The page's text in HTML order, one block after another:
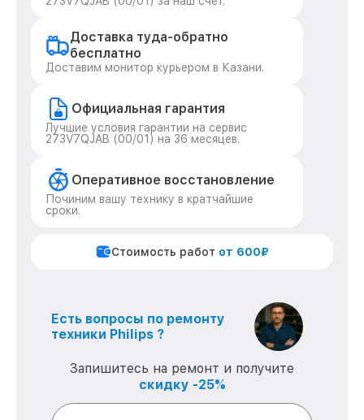
Доставка туда-обратно
бесплатно
Доставим монитор курьером в Казани.
Официальная гарантия
Лучшие условия гарантии на сервис
273V7QJAB (00/01) на 36 месяцев.
Оперативное восстановление
Починим вашу технику в кратчайшие
сроки.
Стоимость работ от 600₽
Есть вопросы по ремонту
техники Philips ?
Запишитесь на ремонт и получите
скидку -25%